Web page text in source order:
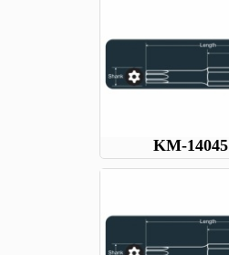
KM-14045